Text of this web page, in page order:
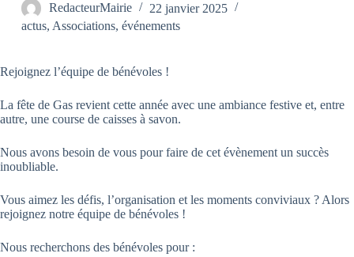
RedacteurMairie
22 janvier 2025
actus, Associations, événements
Rejoignez l’équipe de bénévoles !
La fête de Gas revient cette année avec une ambiance festive et, entre
autre, une course de caisses à savon.
Nous avons besoin de vous pour faire de cet évènement un succès
inoubliable.
Vous aimez les défis, l’organisation et les moments conviviaux ? Alors
rejoignez notre équipe de bénévoles !
Nous recherchons des bénévoles pour :